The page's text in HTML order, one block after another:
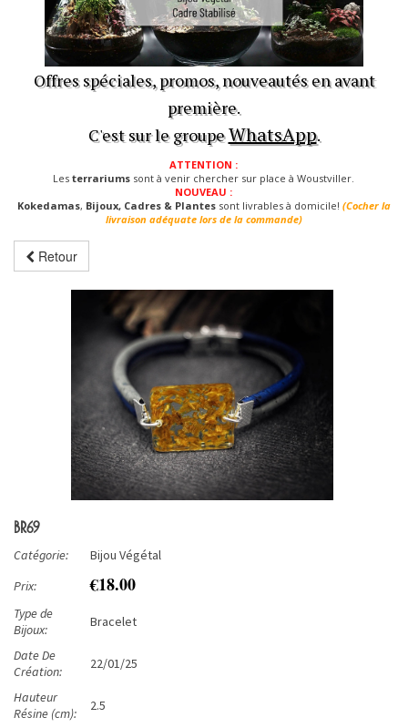
Offres spéciales, promos, nouveautés en avant
première.
C'est sur le groupeWhatsApp.
ATTENTION :
Lesterrariums sont à venir chercher sur place à Woustviller.
NOUVEAU :
Kokedamas, Bijoux, Cadres & Plantessont livrables à domicile! (Cocher la
livraison adéquate lors de la commande)
Retour
BR69
Catégorie:
Bijou Végétal
Prix:
€18.00
Type de
Bijoux:
Bracelet
Date De
Création:
22/01/25
Hauteur
Résine (cm):
2.5